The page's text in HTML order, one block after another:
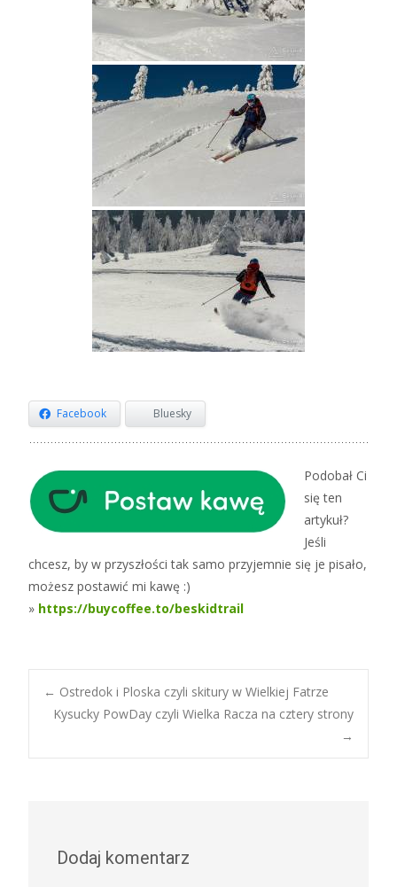
Facebook Bluesky
Podobał Ci
się ten
artykuł?
Jeśli
chcesz, by w przyszłości tak samo przyjemnie się je pisało,
możesz postawić mi kawę :)
» https://buycoffee.to/beskidtrail
Post
navigation
← Ostredok i Ploska czyli skitury w Wielkiej Fatrze
Kysucky PowDay czyli Wielka Racza na cztery strony
→
Dodaj komentarz